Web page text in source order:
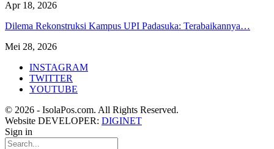
Apr 18, 2026
Dilema Rekonstruksi Kampus UPI Padasuka: Terabaikannya…
Mei 28, 2026
INSTAGRAM
TWITTER
YOUTUBE
© 2026 - IsolaPos.com. All Rights Reserved.
Website DEVELOPER: DIGINET
Sign in